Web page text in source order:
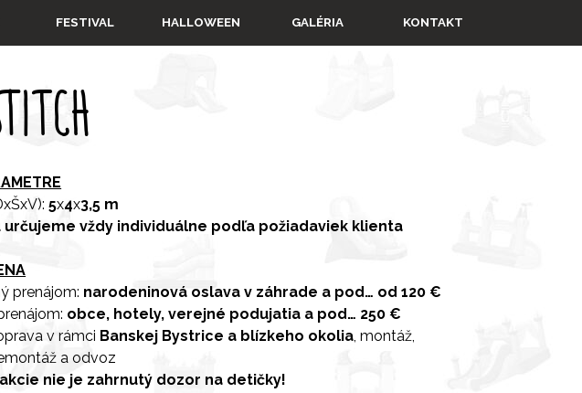
menu ▼
FESTIVAL HALLOWEEN ▼
GALÉRIA KONTAKT
5x4x3,5 m
určujeme vždy individuálne podľa požiadaviek klienta
prenájom: narodeninová oslava v záhrade a pod… od 120 €
obce, hotely, verejné podujatia a pod… 250 €
v rámci Banskej Bystrice a blízkeho okolia, montáž,
a odvoz
nie je zahrnutý dozor na detičky!